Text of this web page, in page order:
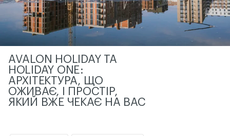
AVALON HOLIDAY ТА
HOLIDAY ONE:
АРХІТЕКТУРА, ЩО
ОЖИВАЄ, І ПРОСТІР,
ЯКИЙ ВЖЕ ЧЕКАЄ НА ВАС